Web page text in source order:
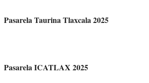
Pasarela Taurina Tlaxcala 2025
Pasarela ICATLAX 2025